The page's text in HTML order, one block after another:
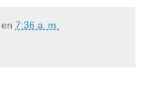
en 7:36 a. m.